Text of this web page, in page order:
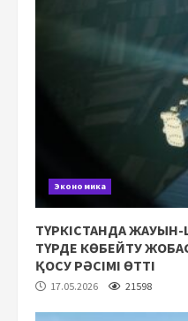
Экономика
ТҮРКІСТАНДА
ТҮРДЕ КӨБЕЙТУ
ҚОСУ РӘСІМІ ӨТТІ
17.05.2026 21598